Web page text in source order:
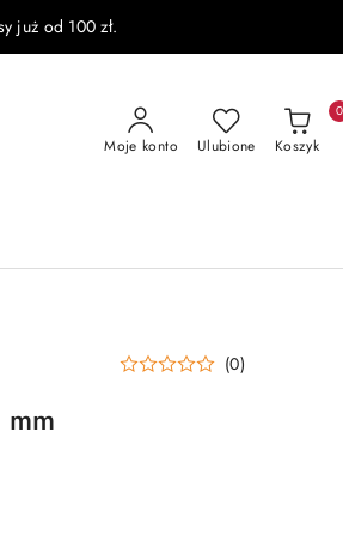
już od 100 zł.
Moje konto Ulubione Koszyk
0
(0)